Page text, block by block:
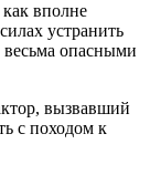
вполне
устранить
весьма опасными
вызвавший
с походом к